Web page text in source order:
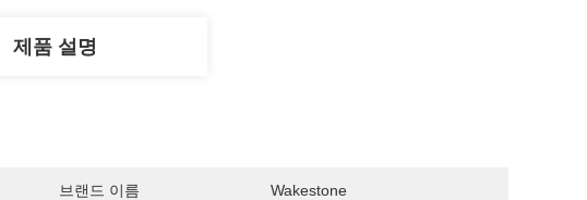
제품 설명
브랜드 이름 Wakestone